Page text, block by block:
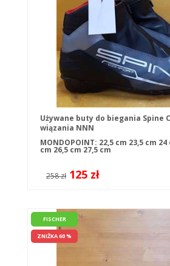
Używane buty do biegania Spine
wiązania NNN
MONDOPOINT: 22,5 cm 23,5 cm 24
cm 26,5 cm 27,5 cm
258 zł 125 zł
FISCHER
ZNIŻKA 60 %